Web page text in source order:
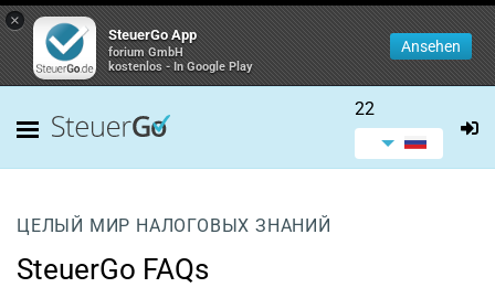
×
SteuerGo App
forium GmbH
kostenlos - In Google Play
Ansehen
22
ЦЕЛЫЙ МИР НАЛОГОВЫХ ЗНАНИЙ
SteuerGo FAQs